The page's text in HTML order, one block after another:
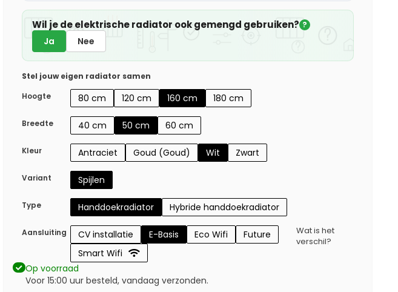
Wil je de elektrische radiator ook gemengd gebruiken? ?
Ja Nee
Stel jouw eigen radiator samen
Hoogte
80 cm 120 cm 160 cm 180 cm
Breedte 40 cm 50 cm 60 cm
Kleur Antraciet Goud (Goud) Wit Zwart
Variant Spijlen
Type Handdoekradiator Hybride handdoekradiator
Aansluiting CV installatie E-Basis Eco Wifi
Future
Smart Wifi
Wat is het
verschil?
Op voorraad
Voor 15:00 uur besteld, vandaag verzonden.